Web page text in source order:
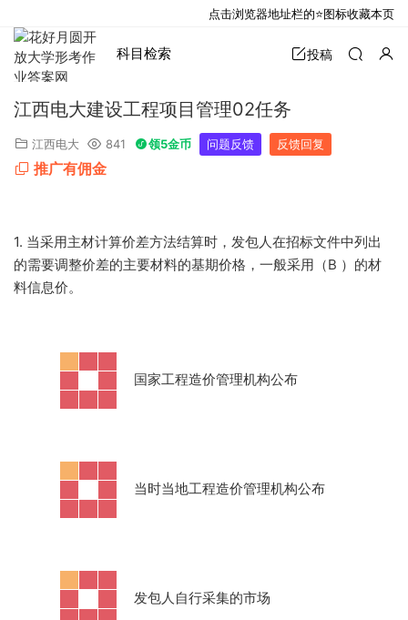
科目检索 投稿
江西电大建设工程项目管理02任务
江西电大 841 领5金币 问题反馈 反馈回复
推广有佣金
1. 当采用主材计算价差方法结算时，发包人在招标文件中列出
的需要调整价差的主要材料的基期价格，一般采用（B ）的材
料信息价。
国家工程造价管理机构公布
当时当地工程造价管理机构公布
发包人自行采集的市场
点击浏览器地址栏的⭐图标收藏本页